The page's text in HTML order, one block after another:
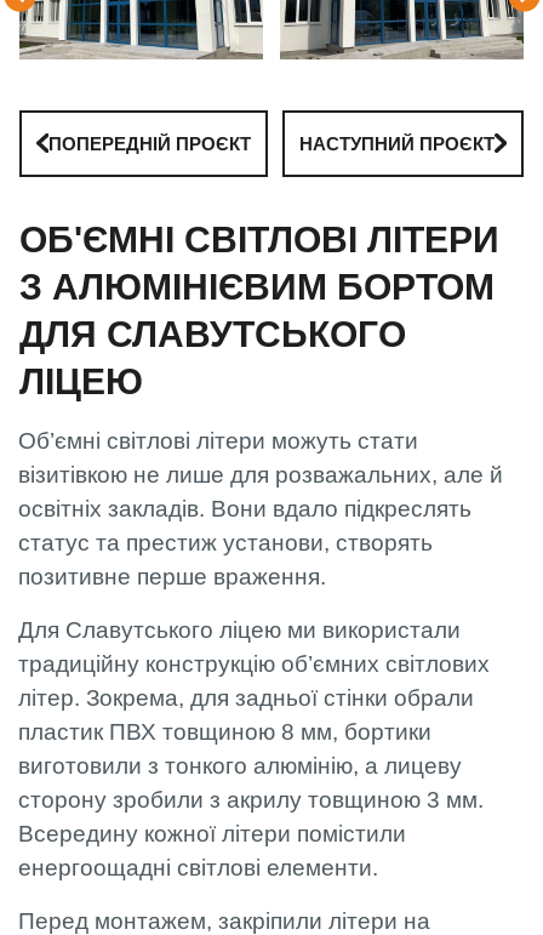
ПОПЕРЕДНІЙ ПРОЄКТ НАСТУПНИЙ ПРОЄКТ
ОБ'ЄМНІ СВІТЛОВІ ЛІТЕРИ
З АЛЮМІНІЄВИМ БОРТОМ
ДЛЯ СЛАВУТСЬКОГО
ЛІЦЕЮ
Об’ємні світлові літери можуть стати
візитівкою не лише для розважальних, але й
освітніх закладів. Вони вдало підкреслять
статус та престиж установи, створять
позитивне перше враження.
Для Славутського ліцею ми використали
традиційну конструкцію об’ємних світлових
літер. Зокрема, для задньої стінки обрали
пластик ПВХ товщиною 8 мм, бортики
виготовили з тонкого алюмінію, а лицеву
сторону зробили з акрилу товщиною 3 мм.
Всередину кожної літери помістили
енергоощадні світлові елементи.
Перед монтажем, закріпили літери на